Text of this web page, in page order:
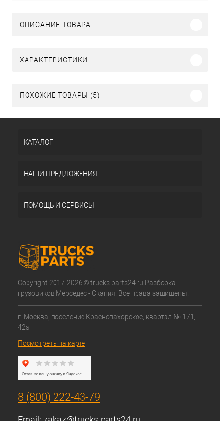
ОПИСАНИЕ ТОВАРА
ХАРАКТЕРИСТИКИ
ПОХОЖИЕ ТОВАРЫ (5)
КАТАЛОГ
НАШИ ПРЕДЛОЖЕНИЯ
ПОМОЩЬ И СЕРВИСЫ
Copyright 2017-2026 © trucks-parts24.ru Разборка
грузовиков Мерседес - Скания. Все права защищены.
г. Москва, поселение Краснопахорское, квартал № 171,
42а
Посмотреть на карте
8 (800) 222-43-79